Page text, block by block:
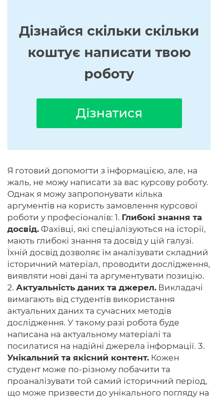
Дізнайся скільки скільки
коштує написати твою
роботу
Дізнатися
Я готовий допомогти з інформацією, але, на
жаль, не можу написати за вас курсову роботу.
Однак я можу запропонувати кілька
аргументів на користь замовлення курсової
роботи у професіоналів: 1. Глибокі знання та
досвід. Фахівці, які спеціалізуються на історії,
мають глибокі знання та досвід у цій галузі.
Їхній досвід дозволяє їм аналізувати складний
історичний матеріал, проводити дослідження,
виявляти нові дані та аргументувати позицію.
2. Актуальність даних та джерел. Викладачі
вимагають від студентів використання
актуальних даних та сучасних методів
дослідження. У такому разі робота буде
написана на актуальному матеріалі та
посилатися на надійні джерела інформації. 3.
Унікальний та якісний контент. Кожен
студент може по-різному побачити та
проаналізувати той самий історичний період,
що може призвести до унікального погляду на